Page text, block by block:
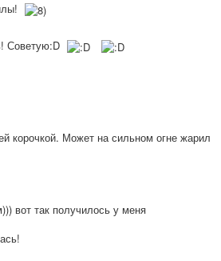
Советую:D
корочкой. Может на сильном огне жарил
вот так получилось у меня